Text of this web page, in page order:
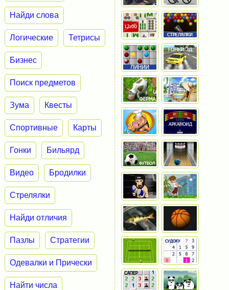
Найди слова
Логические Тетрисы
Бизнес
Поиск предметов
Зума Квесты
Спортивные Карты
Гонки Бильярд
Видео Бродилки
Стрелялки
Найди отличия
Пазлы Стратегии
Одевалки и Прически
Найти числа